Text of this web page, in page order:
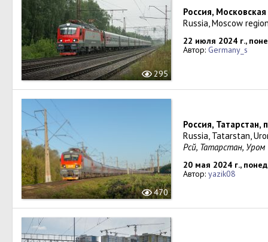
295
Россия,
Russia, Moscow
22 июля 2024 г.,
Автор: Germany_s
470
Россия, Татарстан,
Russia, Tatarstan,
Рәсәй, Татарстан,
20 мая 2024 г.,
Автор: yazik08